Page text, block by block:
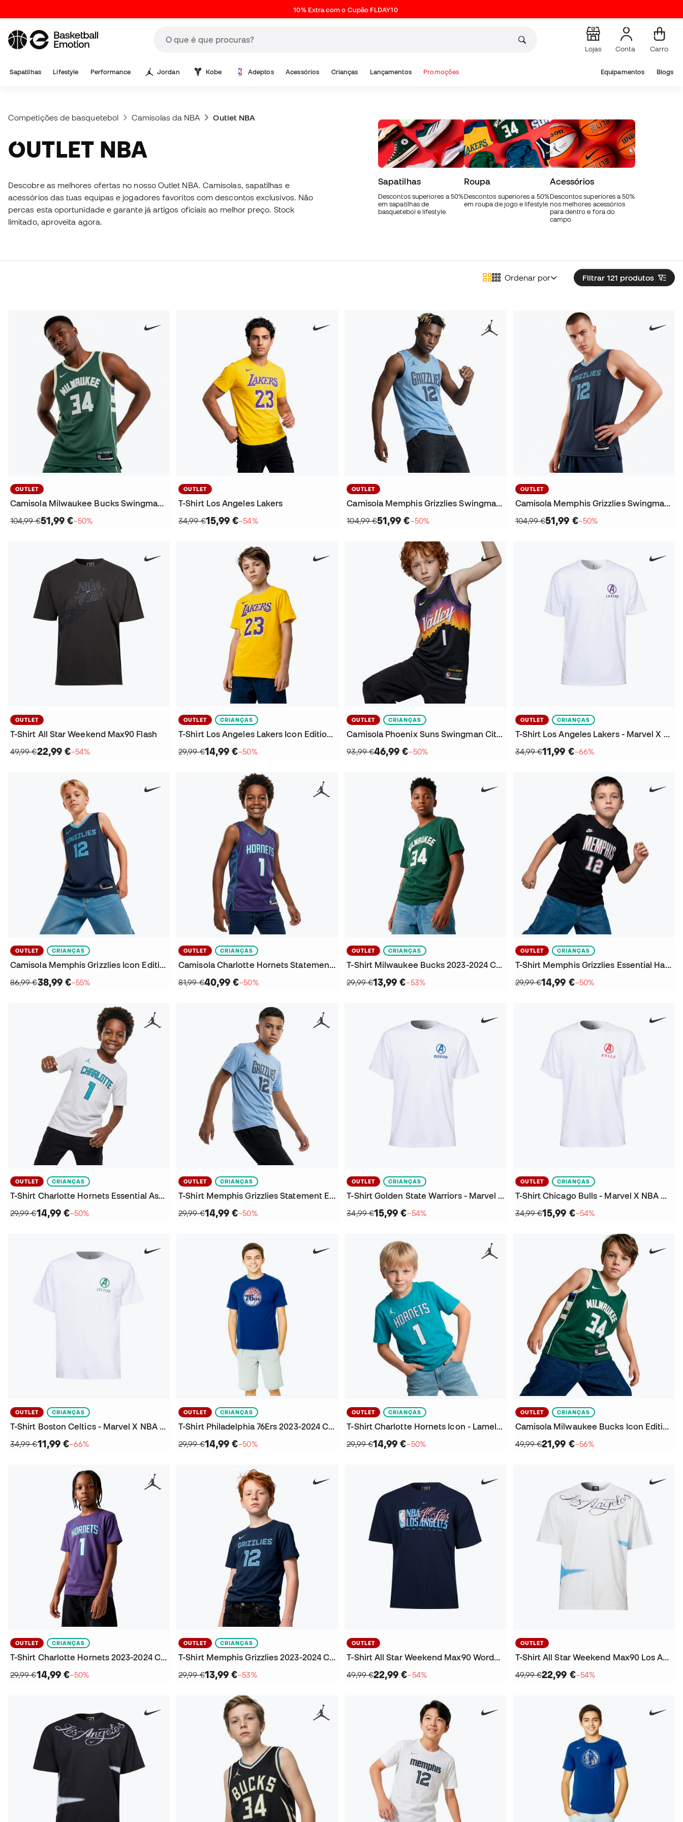
10% Extra com o Cupão FLDAY10
Lojas Conta Carro
Sapatilhas Lifestyle Performance Jordan Kobe Adeptos Acessórios Crianças Lançamentos Promoções Equipamentos Blogs
Competições de basquetebol Camisolas da NBA Outlet NBA
OUTLET NBA
Descobre as melhores ofertas no nosso Outlet NBA. Camisolas, sapatilhas e
acessórios das tuas equipas e jogadores favoritos com descontos exclusivos. Não
percas esta oportunidade e garante já artigos oficiais ao melhor preço. Stock
limitado, aproveita agora.
Sapatilhas
Descontos superiores a 50%
em sapatilhas de
basquetebol e lifestyle.
Roupa
Descontos superiores a 50%
em roupa de jogo e lifestyle.
Acessórios
Descontos superiores a 50%
nos melhores acessórios
para dentro e fora do
campo.
Filtrar 121 produtos
Ordenar por
OUTLET
Camisola Milwaukee Bucks Swingman Icon Edition Giannis Antetokounmpo
104,99 €51,99 €−50%
OUTLET
T-Shirt Los Angeles Lakers
34,99 €15,99 €−54%
OUTLET
Camisola Memphis Grizzlies Swingman Statement Edition Ja Morant
104,99 €51,99 €−50%
OUTLET
Camisola Memphis Grizzlies Swingman Icon Edition Ja Morant
104,99 €51,99 €−50%
OUTLET
T-Shirt All Star Weekend Max90 Flash
49,99 €22,99 €−54%
OUTLET CRIANÇAS
T-Shirt Los Angeles Lakers Icon Edition LeBron James Criança
29,99 €14,99 €−50%
OUTLET CRIANÇAS
Camisola Phoenix Suns Swingman City Edition Devin Booker Criança
93,99 €46,99 €−50%
OUTLET CRIANÇAS
T-Shirt Los Angeles Lakers - Marvel X NBA Criança
34,99 €11,99 €−66%
OUTLET CRIANÇAS
Camisola Memphis Grizzlies Icon Edition 2023-2024 Criança
86,99 €38,99 €−55%
OUTLET CRIANÇAS
Camisola Charlotte Hornets Statement Edition - Lamelo Ball Criança
81,99 €40,99 €−50%
OUTLET CRIANÇAS
T-Shirt Milwaukee Bucks 2023-2024 Criança
29,99 €13,99 €−53%
OUTLET CRIANÇAS
T-Shirt Memphis Grizzlies Essential Hardwood Classics Ja Morant 2025-2026 Criança
29,99 €14,99 €−50%
OUTLET CRIANÇAS
T-Shirt Charlotte Hornets Essential Association Edition LaMelo Ball Criança
29,99 €14,99 €−50%
OUTLET CRIANÇAS
T-Shirt Memphis Grizzlies Statement Edition - Ja Morant Criança
29,99 €14,99 €−50%
OUTLET CRIANÇAS
T-Shirt Golden State Warriors - Marvel X NBA Criança
34,99 €15,99 €−54%
OUTLET CRIANÇAS
T-Shirt Chicago Bulls - Marvel X NBA Criança
34,99 €15,99 €−54%
OUTLET CRIANÇAS
T-Shirt Boston Celtics - Marvel X NBA Criança
34,99 €11,99 €−66%
OUTLET CRIANÇAS
T-Shirt Philadelphia 76Ers 2023-2024 Criança
29,99 €14,99 €−50%
OUTLET CRIANÇAS
T-Shirt Charlotte Hornets Icon - Lamelo Ball Criança
29,99 €14,99 €−50%
OUTLET CRIANÇAS
Camisola Milwaukee Bucks Icon Edition Giannis Antetokounmpo Preescolar
49,99 €21,99 €−56%
OUTLET CRIANÇAS
T-Shirt Charlotte Hornets 2023-2024 Criança
29,99 €14,99 €−50%
OUTLET CRIANÇAS
T-Shirt Memphis Grizzlies 2023-2024 Criança
29,99 €13,99 €−53%
OUTLET
T-Shirt All Star Weekend Max90 Wordmark
49,99 €22,99 €−54%
OUTLET
T-Shirt All Star Weekend Max90 Los Angeles
49,99 €22,99 €−54%